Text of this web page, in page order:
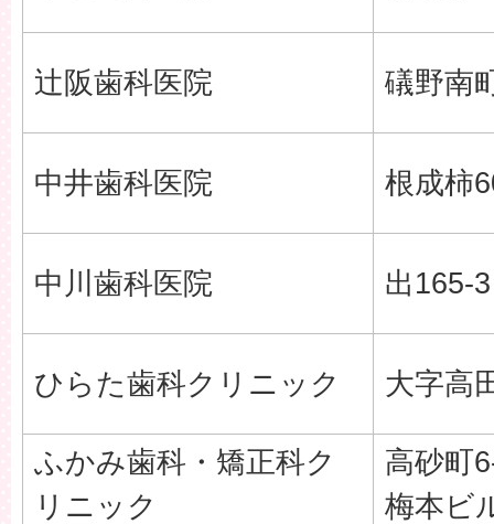
辻阪歯科医院 礒野南
中井歯科医院 根成柿
中川歯科医院 出165-3
ひらた歯科クリニック 大字高
ふかみ歯科・矯正科ク
リニック
高砂町
梅本ビ